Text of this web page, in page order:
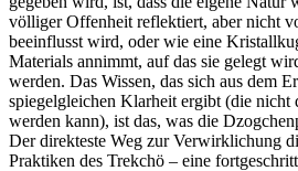
völliger Offenheit reflektiert, aber nicht
beeinflusst wird, oder wie eine
Materials annimmt, auf das sie gelegt
werden. Das Wissen, das sich aus dem
spiegelgleichen Klarheit ergibt (die nicht
werden kann), ist das, was die
Der direkteste Weg zur Verwirklichung
Praktiken des Trekchö – eine